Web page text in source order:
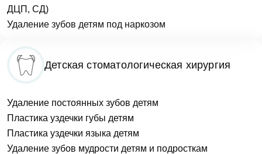
ДЦП, СД)
Удаление зубов детям под наркозом
Детская стоматологическая хирургия
Удаление постоянных зубов детям
Пластика уздечки губы детям
Пластика уздечки языка детям
Удаление зубов мудрости детям и подросткам